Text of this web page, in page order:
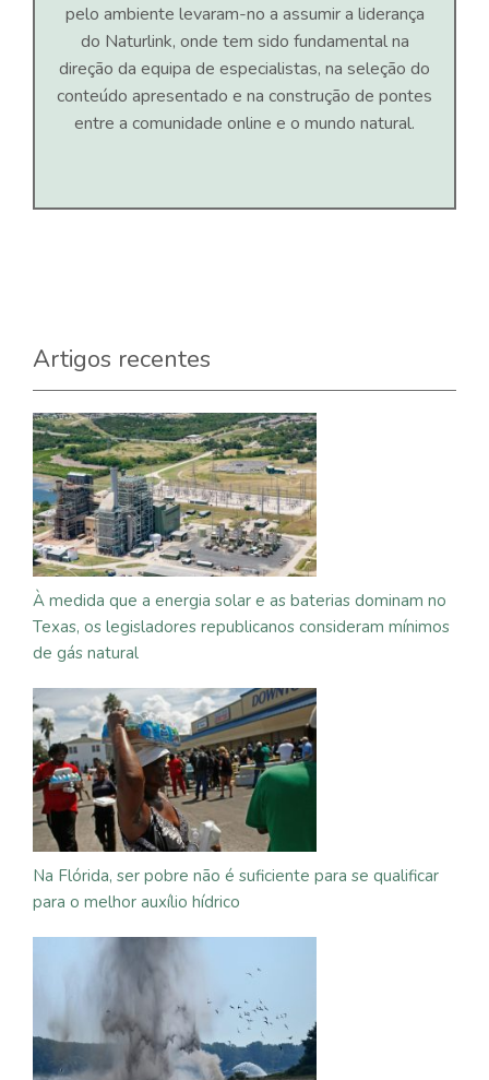
pelo ambiente levaram-no a assumir a liderança
do Naturlink, onde tem sido fundamental na
direção da equipa de especialistas, na seleção do
conteúdo apresentado e na construção de pontes
entre a comunidade online e o mundo natural.
Artigos recentes
À medida que a energia solar e as baterias dominam no
Texas, os legisladores republicanos consideram mínimos
de gás natural
Na Flórida, ser pobre não é suficiente para se qualificar
para o melhor auxílio hídrico